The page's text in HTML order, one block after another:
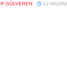
GÜLVEREN 12